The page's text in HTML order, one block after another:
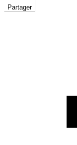
Partager